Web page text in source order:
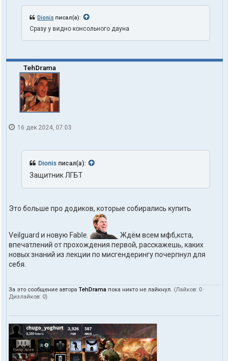
Dionis писал(а):
Сразу у видно консольного дауна
TehDrama
16 дек 2024, 07:03
Dionis писал(а):
Защитник ЛГБТ
Это больше про додиков, которые собирались купить
Veilguard и новую Fable.
Ждём всем мфб,кста,
впечатлений от прохождения первой, расскажешь, каких
новых знаний из лекции по мисгендерингу почерпнул для
себя.
За это сообщение автора TehDrama пока никто не лайкнул. (Лайков: 0 ·
Дизлайков: 0)